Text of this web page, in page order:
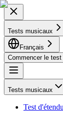
Tests musicaux
Français
Commencer le
Tests musicaux
Test